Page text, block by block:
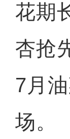
花期
杏抢
7月
场。